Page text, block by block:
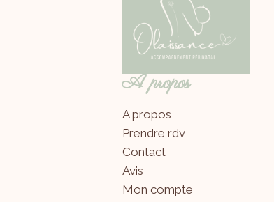
A propos
A propos
Prendre rdv
Contact
Avis
Mon compte